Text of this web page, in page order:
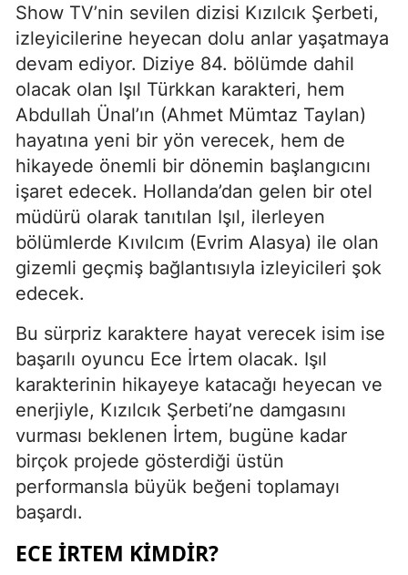
Show TV’nin sevilen dizisi Kızılcık Şerbeti,
izleyicilerine heyecan dolu anlar yaşatmaya
devam ediyor. Diziye 84. bölümde dahil
olacak olan Işıl Türkkan karakteri, hem
Abdullah Ünal’ın (Ahmet Mümtaz Taylan)
hayatına yeni bir yön verecek, hem de
hikayede önemli bir dönemin başlangıcını
işaret edecek. Hollanda’dan gelen bir otel
müdürü olarak tanıtılan Işıl, ilerleyen
bölümlerde Kıvılcım (Evrim Alasya) ile olan
gizemli geçmiş bağlantısıyla izleyicileri şok
edecek.
Bu sürpriz karaktere hayat verecek isim ise
başarılı oyuncu Ece İrtem olacak. Işıl
karakterinin hikayeye katacağı heyecan ve
enerjiyle, Kızılcık Şerbeti’ne damgasını
vurması beklenen İrtem, bugüne kadar
birçok projede gösterdiği üstün
performansla büyük beğeni toplamayı
başardı.
ECE İRTEM KIMDIR?